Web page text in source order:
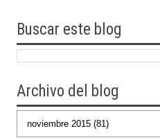
Buscar este blog
Archivo del blog